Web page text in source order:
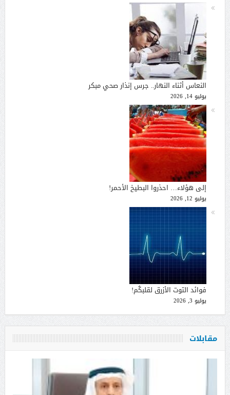
النعاس أثناء النهار.. جرس إنذار صحي مبكر
يوليو 14, 2026
إلى هؤلاء… احذروا البطيخ الأحمر!
يوليو 12, 2026
فوائد التوت الأزرق لقلبكُم!
يوليو 3, 2026
مقابلات